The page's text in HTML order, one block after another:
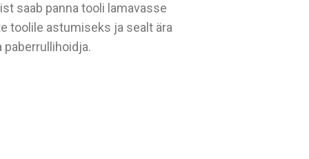
saab panna tooli lamavasse
toolile astumiseks ja sealt ära